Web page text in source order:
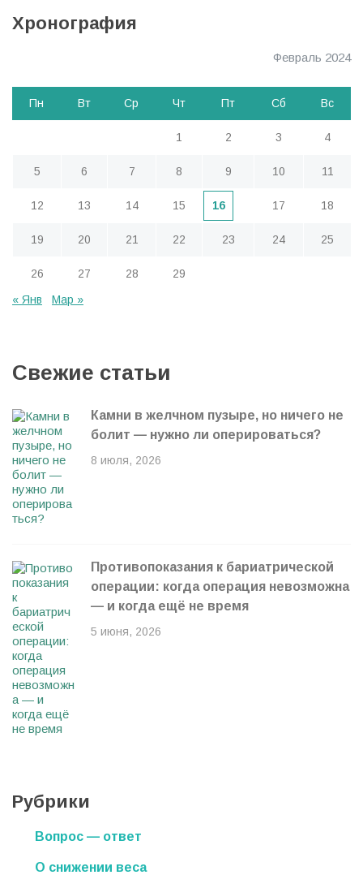
а
п
с
Хронография
Февраль 2024
Пн Вт Ср Чт Пт Сб Вс
1 2 3 4
5 6 7 8 9 10 11
12 13 14 15 16 17 18
19 20 21 22 23 24 25
26 27 28
29
« Янв
Мар »
Свежие статьи
Камни в желчном пузыре, но ничего не
болит — нужно ли оперироваться?
8 июля, 2026
Противопоказания к бариатрической
операции: когда операция невозможна
— и когда ещё не время
5 июня, 2026
Рубрики
Вопрос — ответ
О снижении веса